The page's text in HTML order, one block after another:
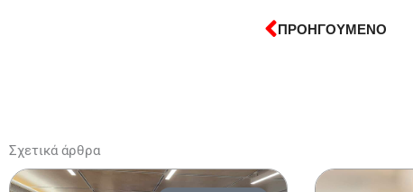
Prev
ΠΡΟΗΓΟΥΜΕΝΟ
Σχετικά άρθρα